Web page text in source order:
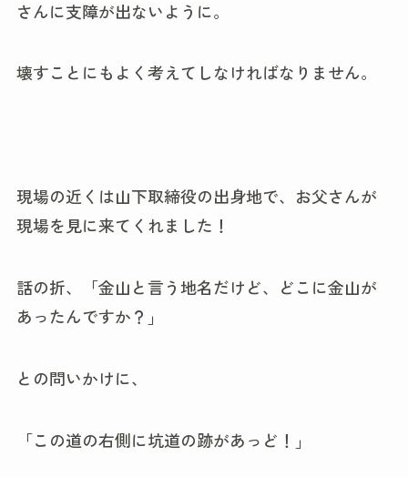
さんに支障が出ないように。
壊すことにもよく考えてしなければなりません。
現場の近くは山下取締役の出身地で、お父さんが
現場を見に来てくれました！
話の折、「金山と言う地名だけど、どこに金山が
あったんですか？」
との問いかけに、
「この道の右側に坑道の跡があっど！」